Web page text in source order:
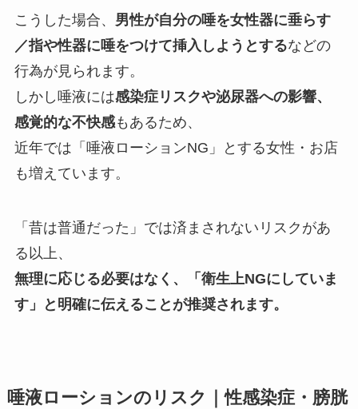
こうした場合、 男性が自分の唾を女性器に垂らす
／指や性器に唾をつけて挿入しようとするなどの
行為が見られます。
しかし唾液には感染症リスクや泌尿器への影響、
感覚的な不快感もあるため、
近年では「唾液ローションNG」とする女性・お店
も増えています。
「昔は普通だった」では済まされないリスクがあ
る以上、
無理に応じる必要はなく、「衛生上NGにしていま
す」と明確に伝えることが推奨されます。
唾液ローションのリスク｜性感染症・膀胱